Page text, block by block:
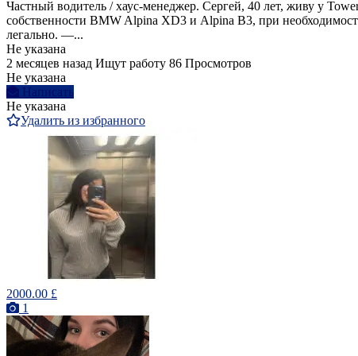
Частный водитель / хаус-менеджер. Сергей, 40 лет, живу у
собственности BMW Alpina XD3 и Alpina B3, при
легально. —...
Не указана
2 месяцев назад Ищут работу 86 Просмотров
Не указана
Написать
Не указана
Удалить из избранного
2000.00 £
1